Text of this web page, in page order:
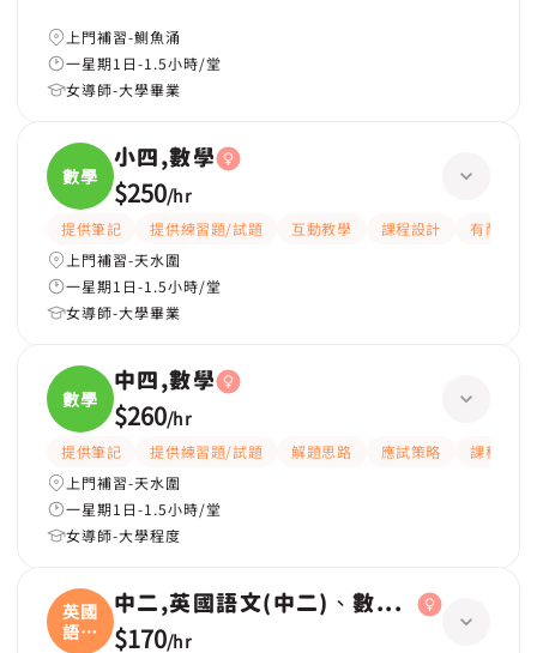
上門補習-鰂魚涌
一星期1日-1.5小時/堂
女導師-大學畢業
數學
小四,數學
$250/hr
提供筆記 提供練習題/試題 互動教學 課程設計
有耐性
上門補習-天水圍
一星期1日-1.5小時/堂
女導師-大學畢業
數學
中四,數學
$260/hr
提供筆記 提供練習題/試題 解題思路 應試策略
課程設計
上門補習-天水圍
一星期1日-1.5小時/堂
女導師-大學程度
英國
語文
中二,英國語文(中二)、數學(中二)、中
$170/hr